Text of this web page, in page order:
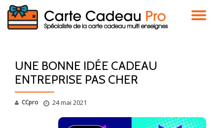
Aller
UNE BONNE IDÉE CADEAU
ENTREPRISE PAS CHER
CCpro 24 mai 2021